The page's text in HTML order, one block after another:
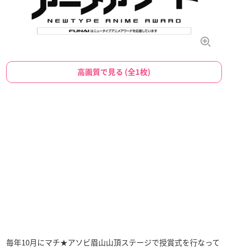
高画質で見る (全1枚)
毎年10月にマチ★アソビ眉山山頂ステージで授賞式を行なって